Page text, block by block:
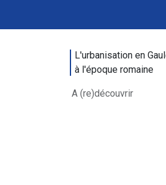
L'urbanisation en
à l'époque romaine
A (re)découvrir